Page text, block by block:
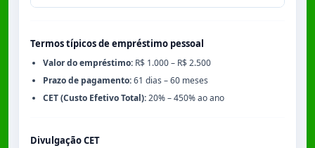
Termos típicos de empréstimo pessoal
Valor do empréstimo: R$ 1.000 – R$ 2.500
Prazo de pagamento:61 dias – 60 meses
CET (Custo Efetivo Total):20% – 450% ao ano
Divulgação CET